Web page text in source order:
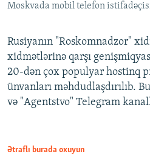
Moskvada mobil telefon
Rusiyanın "Roskomnadzor"
xidmətlərinə qarşı
20-dən çox populyar hostinq
ünvanları məhdudlaşdırılıb.
və "Agentstvo" Telegram
Ətraflı burada oxuyun